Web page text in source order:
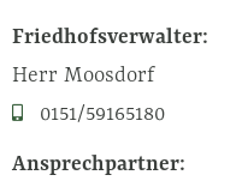
Friedhofsverwalter:
Herr Moosdorf
0151/59165180
Ansprechpartner: